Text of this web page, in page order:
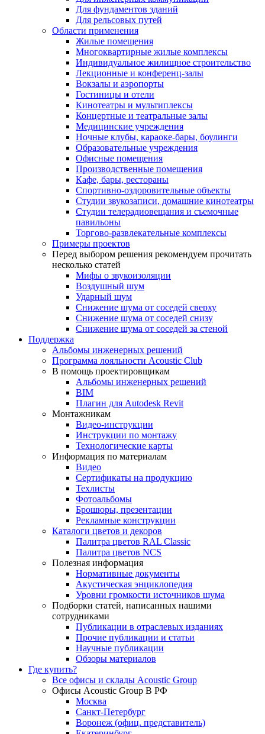
Для фундаментов зданий
Для рельсовых путей
Области применения
Жилые помещения
Многоквартирные жилые комплексы
Индивидуальное жилищное строительство
Лекционные и конференц-залы
Вокзалы и аэропорты
Гостиницы и отели
Кинотеатры и мультиплексы
Концертные и театральные залы
Медицинские учреждения
Ночные клубы, караоке-бары, боулинги
Образовательные учреждения
Офисные помещения
Производственные помещения
Кафе, бары, рестораны
Спортивно-оздоровительные объекты
Студии звукозаписи, домашние кинотеатры
Студии телерадиовещания и съемочные
павильоны
Торгово-развлекательные комплексы
Примеры проектов
Перед выбором решения рекомендуем прочитать
несколько статей
Мифы о звукоизоляции
Воздушный шум
Ударный шум
Снижение шума от соседей сверху
Снижение шума от соседей снизу
Снижение шума от соседей за стеной
Поддержка
Альбомы инженерных решений
Программа лояльности Acoustic Club
В помощь проектировщикам
Альбомы инженерных решений
BIM
Плагин для Autodesk Revit
Монтажникам
Видео-инструкции
Инструкции по монтажу
Технологические карты
Информация по материалам
Видео
Сертификаты на продукцию
Техлисты
Фотоальбомы
Брошюры, презентации
Рекламные конструкции
Каталоги цветов и декоров
Палитра цветов RAL Сlassic
Палитра цветов NCS
Полезная информация
Нормативные документы
Акустическая энциклопедия
Уровни громкости источников шума
Подборки статей, написанных нашими
сотрудниками
Публикации в отраслевых изданиях
Прочие публикации и статьи
Научные публикации
Обзоры материалов
Где купить?
Все офисы и склады Acoustic Group
Офисы Acoustic Group В РФ
Москва
Санкт-Петербург
Воронеж (офиц. представитель)